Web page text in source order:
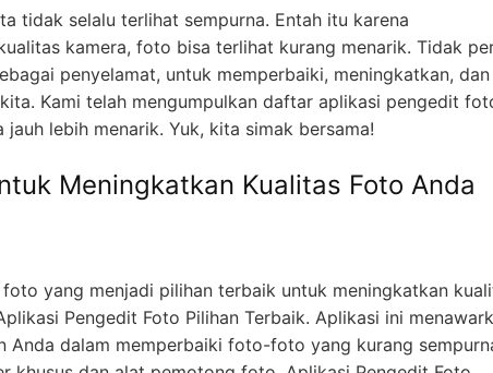
tidak selalu terlihat sempurna. Entah itu karena
kamera, foto bisa terlihat kurang menarik. Tidak
penyelamat, untuk memperbaiki, meningkatkan, dan
Kami telah mengumpulkan daftar aplikasi pengedit
lebih menarik. Yuk, kita simak bersama!
Meningkatkan Kualitas Foto Anda
yang menjadi pilihan terbaik untuk meningkatkan
Pengedit Foto Pilihan Terbaik. Aplikasi ini
Anda dalam memperbaiki foto-foto yang kurang